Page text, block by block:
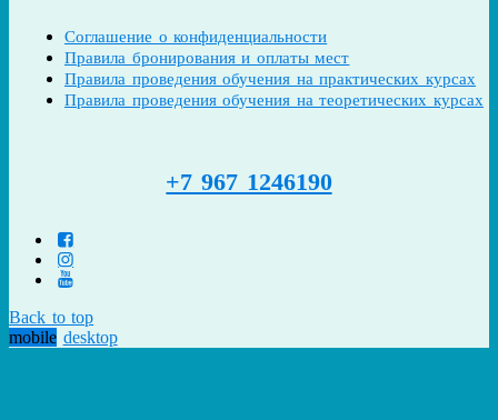
Соглашение о конфиденциальности
Правила бронирования и оплаты мест
Правила проведения обучения на практических курсах
Правила проведения обучения на теоретических курсах
+7 967 1246190
Back to top
mobile desktop